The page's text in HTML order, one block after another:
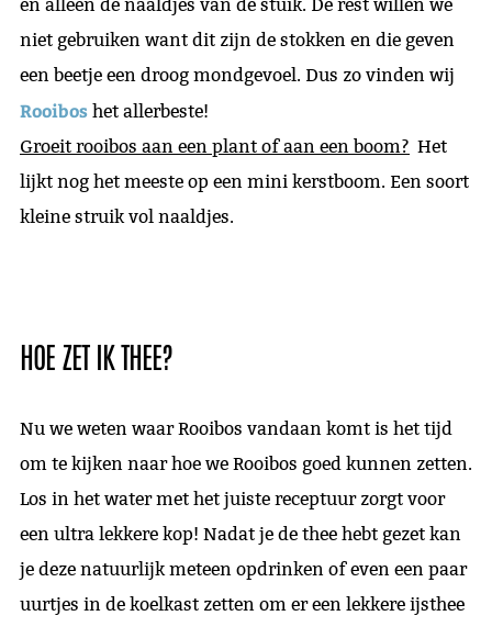
en alleen de naaldjes van de stuik. De rest willen we
niet gebruiken want dit zijn de stokken en die geven
een beetje een droog mondgevoel. Dus zo vinden wij
Rooibos het allerbeste!
Groeit rooibos aan een plant of aan een boom? Het
lijkt nog het meeste op een mini kerstboom. Een soort
kleine struik vol naaldjes.
HOE ZET IK THEE?
Nu we weten waar Rooibos vandaan komt is het tijd
om te kijken naar hoe we Rooibos goed kunnen zetten.
Los in het water met het juiste receptuur zorgt voor
een ultra lekkere kop! Nadat je de thee hebt gezet kan
je deze natuurlijk meteen opdrinken of even een paar
uurtjes in de koelkast zetten om er een lekkere ijsthee